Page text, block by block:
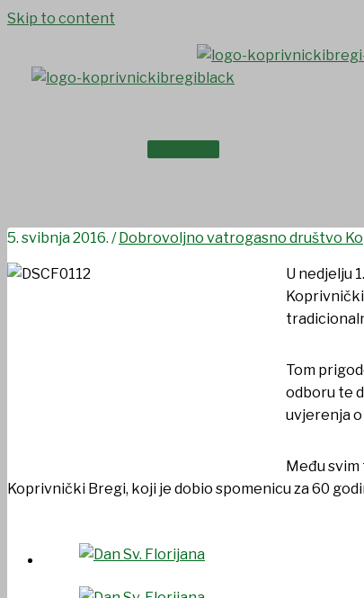
Skip to content
Dan Sv. Florijana
5. svibnja 2016. /Dobrovoljno vatrogasno društvo
U nedjelju
Tom
odboru te
uvjerenja
Među
Koprivnički Bregi, koji je dobio spomenicu za 60